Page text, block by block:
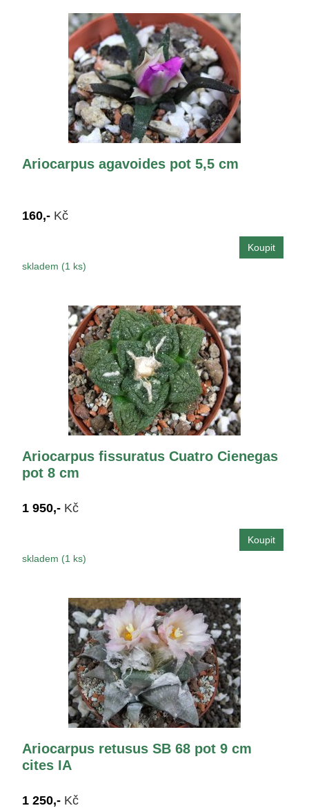
Ariocarpus agavoides pot 5,5 cm
160,- Kč
skladem (1 ks)
Ariocarpus fissuratus Cuatro Cienegas
pot 8 cm
1 950,- Kč
skladem (1 ks)
Ariocarpus retusus SB 68 pot 9 cm
cites IA
1 250,- Kč